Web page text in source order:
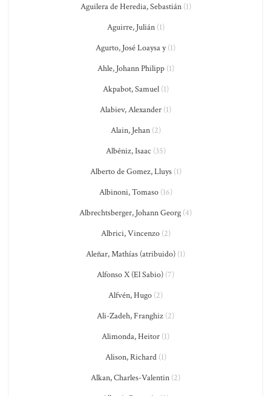
Aguilera de Heredia, Sebastián(1)
Aguirre, Julián(1)
Agurto, José Loaysa y(1)
Ahle, Johann Philipp(1)
Akpabot, Samuel(1)
Alabiev, Alexander (1)
Alain, Jehan(2)
Albéniz, Isaac (35)
Alberto de Gomez, Lluys(1)
Albinoni, Tomaso(16)
Albrechtsberger, Johann Georg (4)
Albrici, Vincenzo(2)
Aleñar, Mathías (atribuido) (1)
Alfonso X (El Sabio) (7)
Alfvén, Hugo (2)
Ali-Zadeh, Franghiz (2)
Alimonda, Heitor (1)
Alison, Richard(1)
Alkan, Charles-Valentin (2)